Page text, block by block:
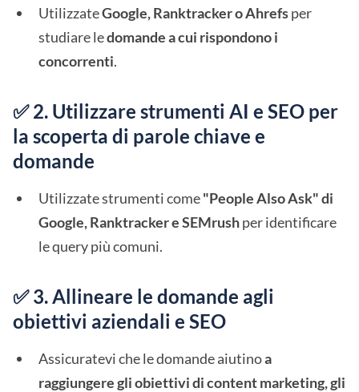
UtilizzateGoogle, Ranktracker o Ahrefsper
studiare ledomande a cui rispondono i
concorrenti.
✅ 2. Utilizzare strumenti AI e SEO per
la scoperta di parole chiave e
domande
Utilizzate strumenti come"People Also Ask" di
Google, Ranktracker e SEMrushper identificare
le query più comuni.
✅ 3. Allineare le domande agli
obiettivi aziendali e SEO
Assicuratevi che le domande aiutinoa
raggiungere gli obiettivi di content marketing, gli